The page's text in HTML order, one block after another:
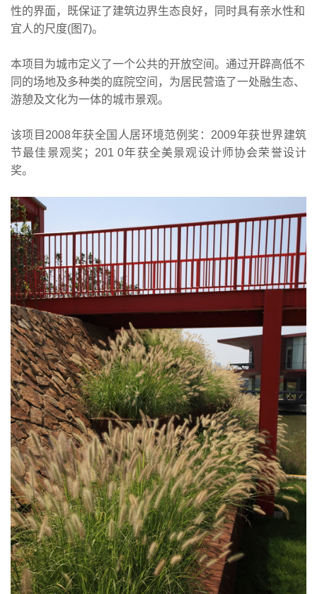
性的界面，既保证了建筑边界生态良好，同时具有亲水性和
宜人的尺度(图7)。
本项目为城市定义了一个公共的开放空间。通过开辟高低不
同的场地及多种类的庭院空间，为居民营造了一处融生态、
游憩及文化为一体的城市景观。
该项目2008年获全国人居环境范例奖：2009年获世界建筑
节最佳景观奖；201 0年获全美景观设计师协会荣誉设计
奖。